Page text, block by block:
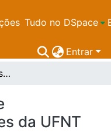
Tudo no DSpace
Entrar
Biblioteca Digital de Dissertações e Teses da UFNT
da UFNT